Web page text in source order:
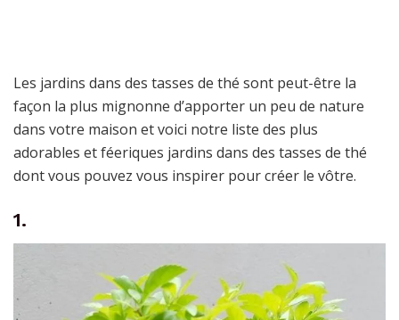
Les jardins dans des tasses de thé sont peut-être la
façon la plus mignonne d’apporter un peu de nature
dans votre maison et voici notre liste des plus
adorables et féeriques jardins dans des tasses de thé
dont vous pouvez vous inspirer pour créer le vôtre.
1.